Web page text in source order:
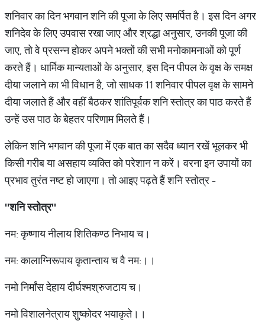
शनिवार का दिन भगवान शनि की पूजा के लिए समर्पित है। इस दिन अगर
शनिदेव के लिए उपवास रखा जाए और श्रद्धा अनुसार, उनकी पूजा की
जाए, तो वे प्रसन्न होकर अपने भक्तों की सभी मनोकामनाओं को पूर्ण
करते हैं। धार्मिक मान्यताओं के अनुसार, इस दिन पीपल के वृक्ष के समक्ष
दीया जलाने का भी विधान है, जो साधक 11 शनिवार पीपल वृक्ष के सामने
दीया जलाते हैं और वहीं बैठकर शांतिपूर्वक शनि स्तोत्र का पाठ करते हैं
उन्हें उस पाठ के बेहतर परिणाम मिलते हैं।
लेकिन शनि भगवान की पूजा में एक बात का सदैव ध्यान रखें भूलकर भी
किसी गरीब या असहाय व्यक्ति को परेशान न करें। वरना इन उपायों का
प्रभाव तुरंत नष्ट हो जाएगा। तो आइए पढ़ते हैं शनि स्तोत्र -
''शनिस्तोत्र''
नम: कृष्णाय नीलाय शितिकण्ठ निभाय च।
नम: कालाग्निरूपाय कृतान्ताय च वै नम:।।
नमो निर्मांस देहाय दीर्घश्मश्रुजटाय च।
नमो विशालनेत्राय शुष्कोदर भयाकृते।।